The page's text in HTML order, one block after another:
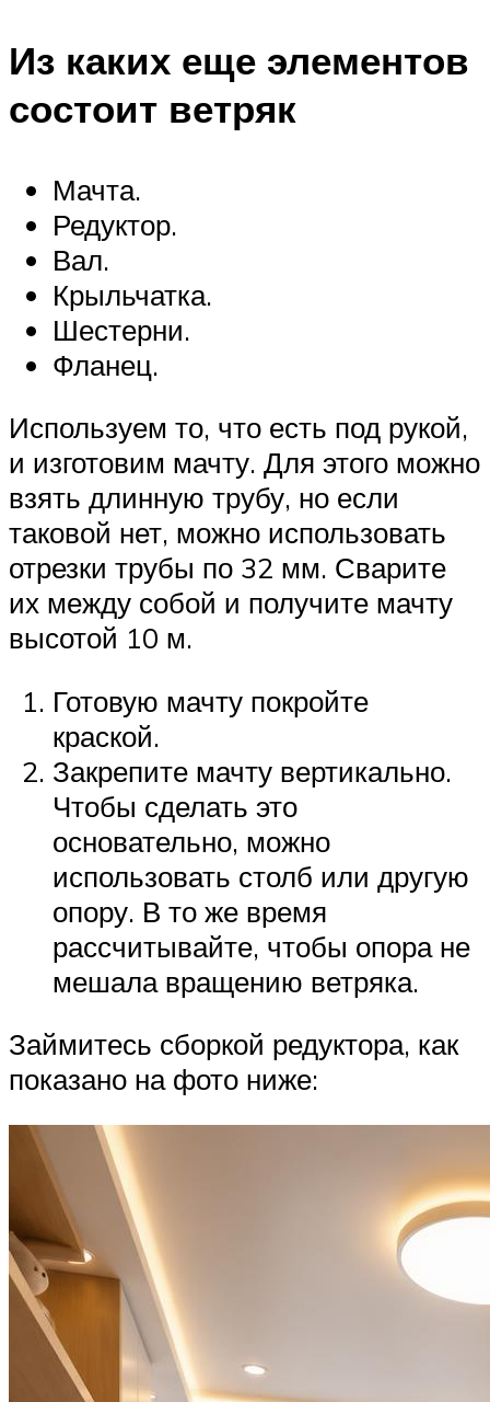
Из каких еще элементов
состоит ветряк
Мачта.
Редуктор.
Вал.
Крыльчатка.
Шестерни.
Фланец.
Используем то, что есть под рукой,
и изготовим мачту. Для этого можно
взять длинную трубу, но если
таковой нет, можно использовать
отрезки трубы по 32 мм. Сварите
их между собой и получите мачту
высотой 10 м.
Готовую мачту покройте
краской.
Закрепите мачту вертикально.
Чтобы сделать это
основательно, можно
использовать столб или другую
опору. В то же время
рассчитывайте, чтобы опора не
мешала вращению ветряка.
Займитесь сборкой редуктора, как
показано на фото ниже: